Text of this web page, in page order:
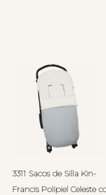
3311 Sacos de Silla Kin-
Francis Polipiel Celeste